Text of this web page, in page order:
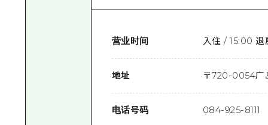
营业时间 入住 / 15:00 退
地址 〒720-0054广
电话号码 084-925-8111